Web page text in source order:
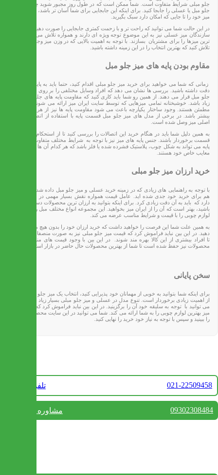
جلو مبلی شرایط متفاوت است. شما ممکن است که در طول روز مجبور شوید چند مرتبه میز
جلو مبل یا عسلی را جابجا کنید. برای اینکه این جابجایی برای شما آسان تر باشد، باید حتما وزن
میز خود را تا جایی که امکان دارد سبک بگیرید.
در این حالت شما می توانید که راحت تر و با زحمت کمتری جابجایی را صورت دهید. خوشبختانه
سازندگان میز عسلی نیز به این موضوع توجه ویژه ای دارند و همواره تلاش می کنند تا سبک
ترین میزها را برای مشتریان بسازند. با توجه به اهمیت بالایی که در وزن میز وجود دارد،‌ حتما
تلاش کنید که بهترین انتخاب را در این زمینه داشته باشید.
مقاوم بودن پایه های میز جلو مبل
زمانی که شما می خواهید برای خرید میز جلو مبلی اقدام کنید، حتما باید به پایه های آن نیز
دقت داشته باشید. بررسی ها نشان می دهد که افراد وسایل مختلفی را بر روی عسلی یا میز
جلو مبل قرار می دهند. از همین رو شما باید کاری کنید که مقاومت پایه های جلو مبلی بسیار
زیاد باشد. خوشبختانه تمامی میزهایی که توسط سایت ایران میز ارائه می شوند از این نظر
مطمئن هستند. وجود ساختار یکپارچه باعث می شود مقاومت پایه ها نیز از هر زمان دیگری
بیشتر باشد. در برخی از مدل های میز جلو مبل قسمت پایه با استفاده از اتصالات به بدنه
اصلی میز وصل شده است.
به همین دلیل شما باید در هنگام خرید این اتصالات را بررسی کنید تا از استحکام لازم در این
قسمت برخوردار باشند. جنس پایه های میز نیز با توجه به شرایط مختلف متفاوت خواهد بود.
پایه می تواند به شکل چوب، پلاستیک فشرده شده یا فلز باشد که هر کدام آن ها دارای مزایا و
معایب خاص خود هستند.
خرید ارزان میز جلو مبلی
با توجه به راهنمایی های زیادی که در زمینه خرید عسلی و میز جلو مبل داده شد، احتمالا شما
هم برای خرید خود جدی شده اید. عامل قیمت همواره نقش بسیار مهمی در خرید این کالا
دارد که باید به آن دقت زیادی کرد. برای اینکه بتوانید به ارزان ترین محصولات دسترسی داشته
باشید، بهتر است که آن را از ایران میز بخواهید. این مجموعه انواع مختلف مبل راحتی و سایر
لوازم چوبی را با قیمت و شرایط مناسب عرضه می کند.
به همین علت شما این فرصت را خواهید داشت که خرید ارزان خود را بدون هیچ مشکلی انجام
دهید. در این بین نباید فراموش کرد که قیمت میز جلو مبلی نیز به صورت منصفانه تعیین شده
تا افراد بیشتری از این کالا بهره مند شوند. در این بین با وجود قیمت های مناسب، کیفیت
محصولات نیز حفظ شده است تا شما از بهترین محصولات حال حاضر در بازار استفاده کنید.
سخن پایانی
برای اینکه شما بتوانید به خوبی از مهمانان خود پذیرایی کنید، انتخاب یک میز جلو مبلی مناسب
از اهمیت زیادی برخوردار است. تنوع مدل در عسلی و میز جلو مبلی بسیار زیاد است که شما
می توانید با توجه به سلیقه خود‌ آن را برگزینید. در این بین نباید فراموش کرد که سایت ایران
میز بهترین لوازم چوبی را به شما ارائه می کند. شما می توانید در این سایت محصولات مختلف
را ببینید و سپس با توجه به نیاز خود خرید را نهایی کنید.
تلفن فروش 021-22509458
مشاوره واتس آپ 09302308484